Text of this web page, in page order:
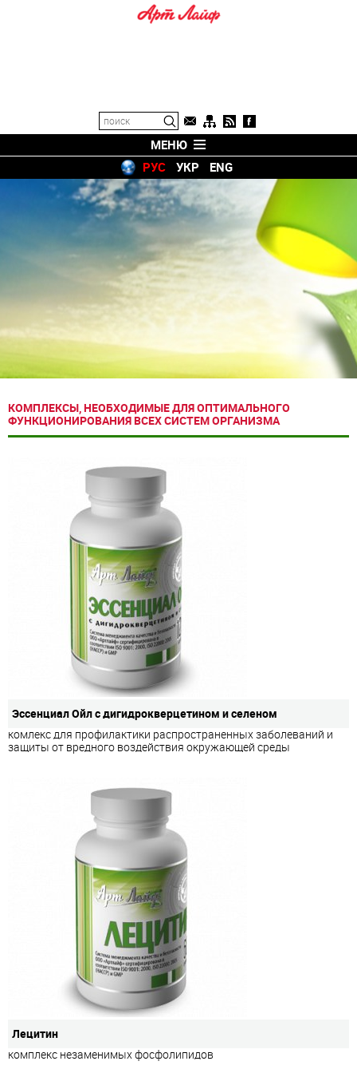
МЕНЮ
РУС
УКР ENG
КОМПЛЕКСЫ, НЕОБХОДИМЫЕ ДЛЯ ОПТИМАЛЬНОГО
ФУНКЦИОНИРОВАНИЯ ВСЕХ СИСТЕМ ОРГАНИЗМА
Эссенциал Ойл с дигидрокверцетином и селеном
комлекс для профилактики распространенных заболеваний и
защиты от вредного воздействия окружающей среды
Лецитин
комплекс незаменимых фосфолипидов